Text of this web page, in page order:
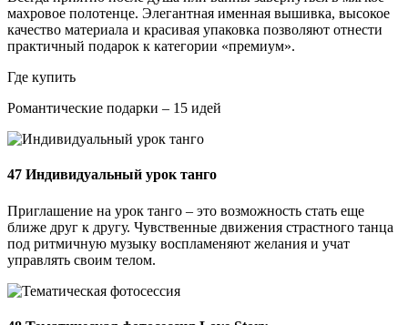
махровое полотенце. Элегантная именная вышивка, высокое
качество материала и красивая упаковка позволяют отнести
практичный подарок к категории «премиум».
Где купить
Романтические подарки – 15 идей
47 Индивидуальный урок танго
Приглашение на урок танго – это возможность стать еще
ближе друг к другу. Чувственные движения страстного танца
под ритмичную музыку воспламеняют желания и учат
управлять своим телом.